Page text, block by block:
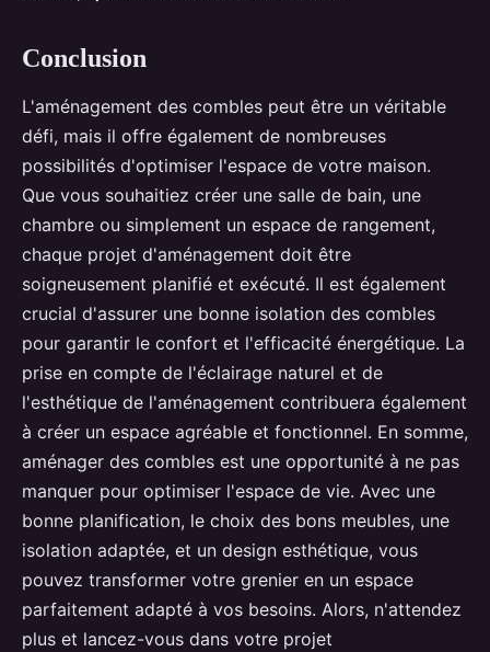
Conclusion
L'aménagement des combles peut être un véritable
défi, mais il offre également de nombreuses
possibilités d'optimiser l'espace de votre maison.
Que vous souhaitiez créer une salle de bain, une
chambre ou simplement un espace de rangement,
chaque projet d'aménagement doit être
soigneusement planifié et exécuté. Il est également
crucial d'assurer une bonne isolation des combles
pour garantir le confort et l'efficacité énergétique. La
prise en compte de l'éclairage naturel et de
l'esthétique de l'aménagement contribuera également
à créer un espace agréable et fonctionnel. En somme,
aménager des combles est une opportunité à ne pas
manquer pour optimiser l'espace de vie. Avec une
bonne planification, le choix des bons meubles, une
isolation adaptée, et un design esthétique, vous
pouvez transformer votre grenier en un espace
parfaitement adapté à vos besoins. Alors, n'attendez
plus et lancez-vous dans votre projet